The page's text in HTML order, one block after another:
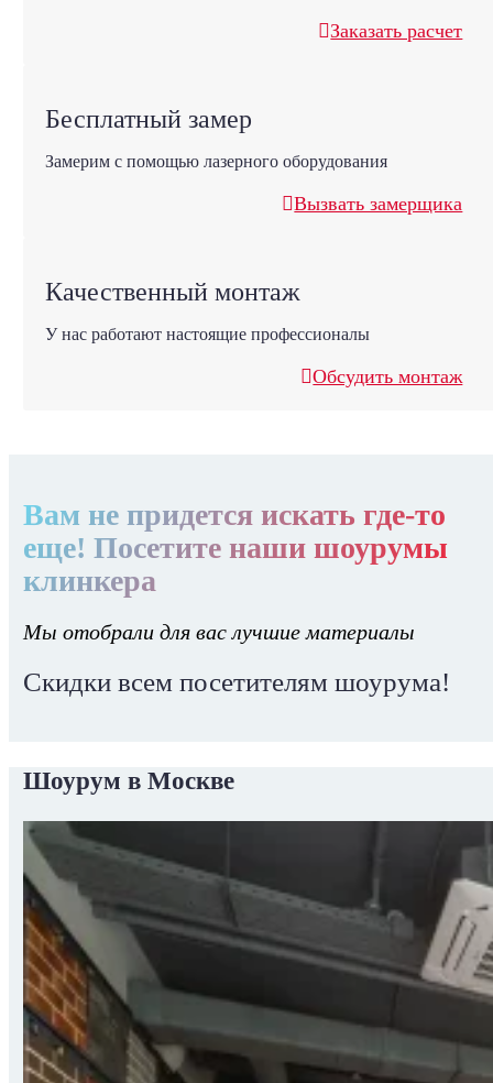
Заказать расчет
Бесплатный замер
Замерим с помощью лазерного оборудования
Вызвать замерщика
Качественный монтаж
У нас работают настоящие профессионалы
Обсудить монтаж
Вам не придется искать где-то
еще! Посетите наши шоурумы
клинкера
Мы отобрали для вас лучшие материалы
Скидки всем посетителям шоурума!
Шоурум в Москве